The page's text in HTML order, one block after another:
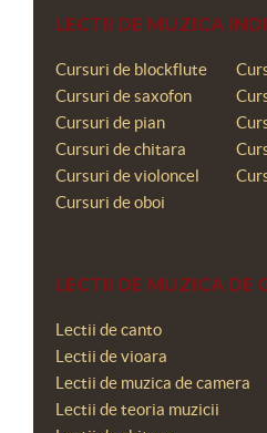
LECTII DE MUZICA
Cursuri de blockflute
Cursuri de saxofon
Cursuri de pian
Cursuri de chitara
Cursuri de violoncel
Cursuri de oboi
LECTII DE MUZICA DE
Lectii de canto
Lectii de vioara
Lectii de muzica de camera
Lectii de teoria muzicii